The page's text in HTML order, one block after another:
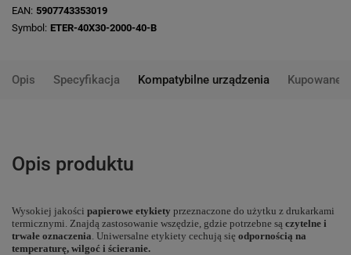
EAN 5907743353019
Symbol ETER-40X30-2000-40-B
Opis Specyfikacja Kompatybilne urządzenia Kupowane
Opis produktu
Wysokiej jakości papierowe etykiety przeznaczone do użytku z drukarkami
termicznymi. Znajdą zastosowanie wszędzie, gdzie potrzebne są czytelne i
trwałe oznaczenia . Uniwersalne etykiety cechują się odpornością na
temperaturę, wilgoć i ścieranie.